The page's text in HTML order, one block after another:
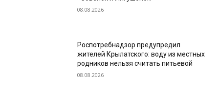
08.08.2026
Роспотребнадзор предупредил
жителей Крылатского: воду из местных
родников нельзя считать питьевой
08.08.2026